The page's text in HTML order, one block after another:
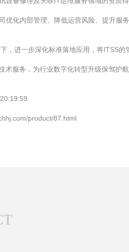
化内部管理、降低运营风险、提升服务
进一步深化标准落地应用，将ITSS
服务，为行业数字化转型升级保驾护航
product/87.html